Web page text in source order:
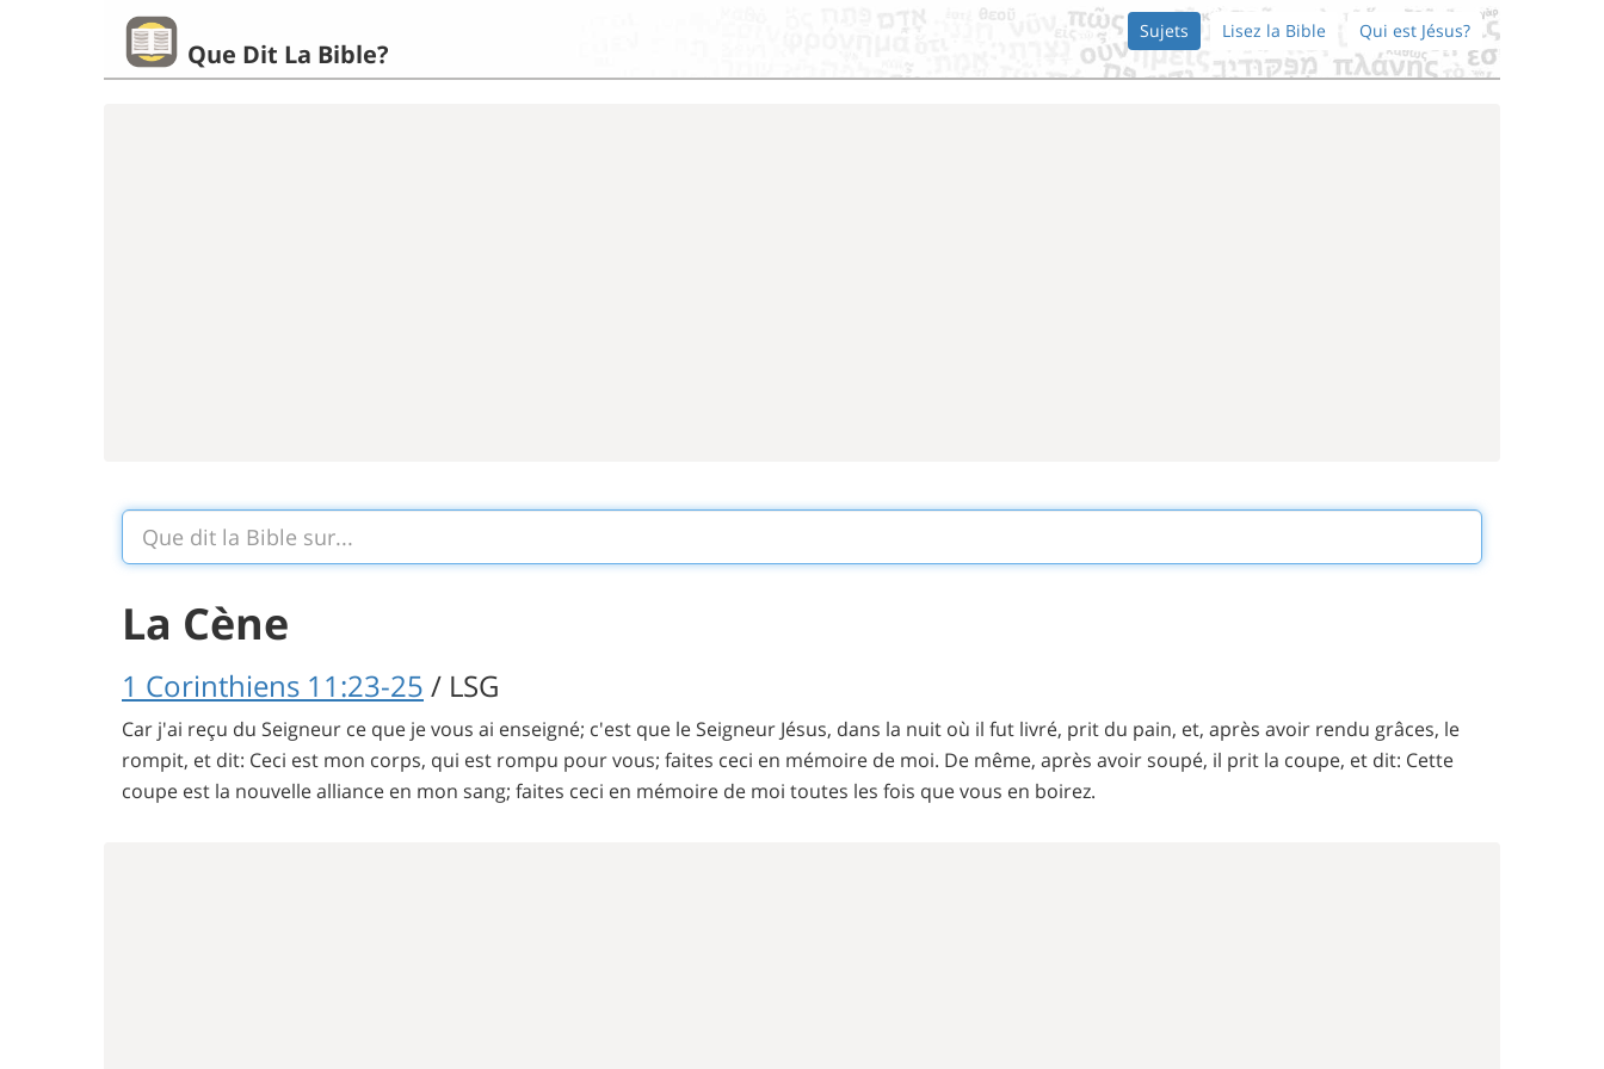
Que Dit La Bible?
Sujets Lisez la Bible Qui est Jésus?
La Cène
1 Corinthiens 11:23-25 / LSG
Car j'ai reçu du Seigneur ce que je vous ai enseigné; c'est que le Seigneur Jésus, dans la nuit où il fut livré, prit du pain, et, après avoir rendu grâces, le
rompit, et dit: Ceci est mon corps, qui est rompu pour vous; faites ceci en mémoire de moi. De même, après avoir soupé, il prit la coupe, et dit: Cette
coupe est la nouvelle alliance en mon sang; faites ceci en mémoire de moi toutes les fois que vous en boirez.